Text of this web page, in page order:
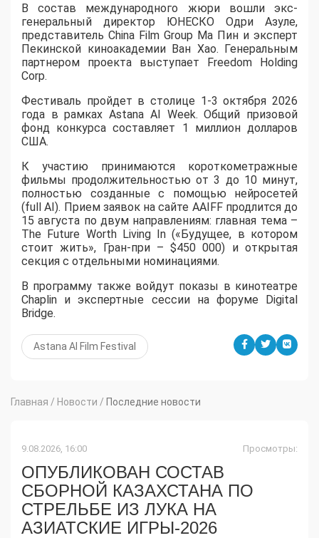
В состав международного жюри вошли экс-
генеральный директор ЮНЕСКО Одри Азуле,
представитель China Film Group Ма Пин и эксперт
Пекинской киноакадемии Ван Хао. Генеральным
партнером проекта выступает Freedom Holding
Corp.
​Фестиваль пройдет в столице 1-3 октября 2026
года в рамках Astana AI Week. Общий призовой
фонд конкурса составляет 1 миллион долларов
США.
К участию принимаются короткометражные
фильмы продолжительностью от 3 до 10 минут,
полностью созданные с помощью нейросетей
(full AI). Прием заявок на сайте AAIFF продлится до
15 августа по двум направлениям: главная тема –
The Future Worth Living In («Будущее, в котором
стоит жить», Гран-при – $450 000) и открытая
секция с отдельными номинациями.
В программу также войдут показы в кинотеатре
Chaplin и экспертные сессии на форуме Digital
Bridge.
Astana AI Film Festival
Главная / Новости / Последние новости
9.08.2026, 16:00 Просмотры:
ОПУБЛИКОВАН СОСТАВ
СБОРНОЙ КАЗАХСТАНА ПО
СТРЕЛЬБЕ ИЗ ЛУКА НА
АЗИАТСКИЕ ИГРЫ-2026